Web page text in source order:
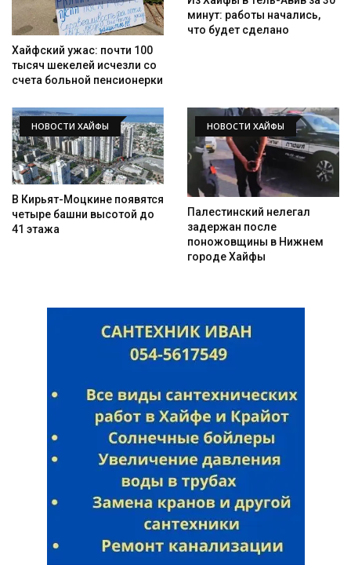
Хайфский ужас: почти 100
тысяч шекелей исчезли со
счета больной пенсионерки
минут: работы начались,
что будет сделано
НОВОСТИ ХАЙФЫ
В Кирьят-Моцкине появятся
четыре башни высотой до
41 этажа
НОВОСТИ ХАЙФЫ
Палестинский нелегал
задержан после
поножовщины в Нижнем
городе Хайфы